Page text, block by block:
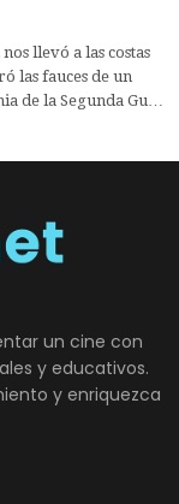
llevó a las costas
las fauces de un
de la Segunda Gu…
un cine con
y educativos.
y enriquezca